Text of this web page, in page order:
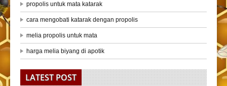
propolis untuk mata katarak
cara mengobati katarak dengan propolis
melia propolis untuk mata
harga melia biyang di apotik
LATEST POST